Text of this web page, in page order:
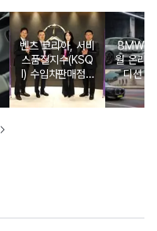
벤츠 코리아, 서비
스품질지수(KSQ
I) 수입차판매점 1
2년·수입인증중고
차 6년 연속 1위
BMW
월 온라
디션 3